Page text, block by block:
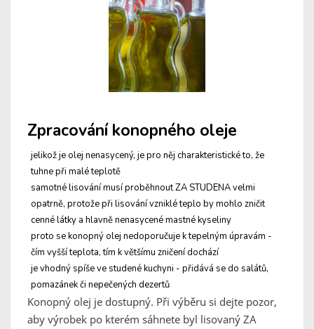
Zpracování konopného oleje
jelikož je olej nenasycený, je pro něj charakteristické to, že
tuhne při malé teplotě
samotné lisování musí proběhnout ZA STUDENA velmi
opatrně, protože při lisování vzniklé teplo by mohlo zničit
cenné látky a hlavně nenasycené mastné kyseliny
proto se konopný olej nedoporučuje k tepelným úpravám -
čím vyšší teplota, tím k většímu zničení dochází
je vhodný spíše ve studené kuchyni - přidává se do salátů,
pomazánek či nepečených dezertů
Konopný olej je dostupný. Při výběru si dejte pozor,
aby výrobek po kterém sáhnete byl lisovaný ZA